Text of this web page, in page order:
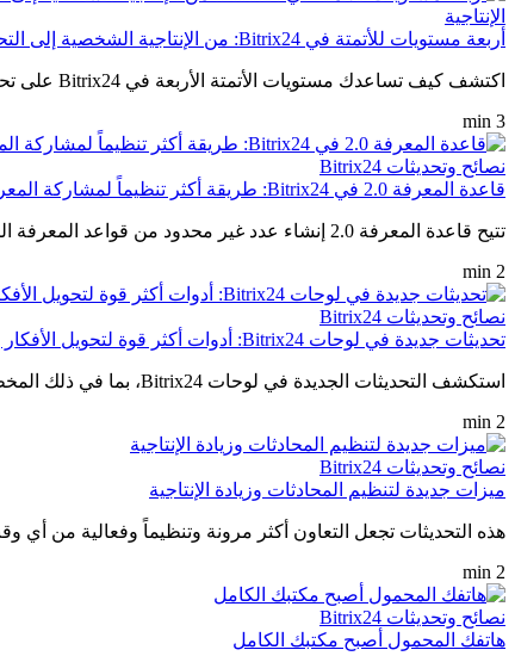
الإنتاجية
أربعة مستويات للأتمتة في Bitrix24: من الإنتاجية الشخصية إلى التحول المؤسسي
اكتشف كيف تساعدك مستويات الأتمتة الأربعة في Bitrix24 على تحسين الإنتاجية، وتعزيز تعاون الفرق، وأتمتة العمليات بدءاً من المهام اليومية وحتى سير العمل على مستوى المؤسسة.
3 min
نصائح وتحديثات Bitrix24
قاعدة المعرفة 2.0 في Bitrix24: طريقة أكثر تنظيماً لمشاركة المعرفة داخل الشركة
تتيح قاعدة المعرفة 2.0 إنشاء عدد غير محدود من قواعد المعرفة المخصصة للأقسام المختلفة أو مجالات العمل المتنوعة، مع إمكانية تنظيم المحتوى ضمن هيكل هرمي يتضمن ...
2 min
نصائح وتحديثات Bitrix24
تحديثات جديدة في لوحات Bitrix24: أدوات أكثر قوة لتحويل الأفكار إلى نتائج
استكشف التحديثات الجديدة في لوحات Bitrix24، بما في ذلك المخططات الانسيابية المحسّنة، وكتل الأكواد البرمجية، والخريطة المصغرة، وإمكانية تحويل الأفكار إلى مهام مباشرة من اللوحة.
2 min
نصائح وتحديثات Bitrix24
ميزات جديدة لتنظيم المحادثات وزيادة الإنتاجية
هذه التحديثات تجعل التعاون أكثر مرونة وتنظيماً وفعالية من أي
2 min
نصائح وتحديثات Bitrix24
هاتفك المحمول أصبح مكتبك الكامل